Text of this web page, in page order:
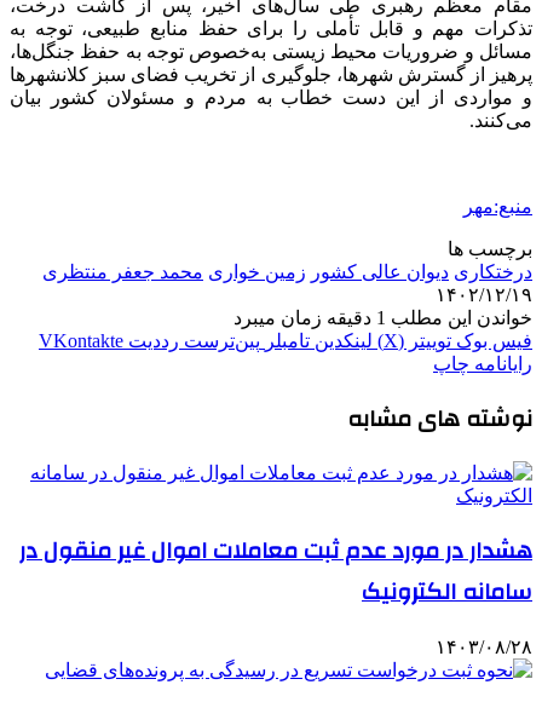
مقام معظم رهبری طی سال‌های اخیر، پس از کاشت درخت،
تذکرات مهم و قابل تأملی را برای حفظ منابع طبیعی، توجه به
مسائل و ضروریات محیط زیستی به‌خصوص توجه به حفظ جنگل‌ها،
پرهیز از گسترش شهرها، جلوگیری از تخریب فضای سبز کلانشهرها
و مواردی از این دست خطاب به مردم و مسئولان کشور بیان
می‌کنند.
منبع:مهر
برچسب ها
درختکاری دیوان عالی کشور زمین خواری محمد جعفر منتظری
۱۴۰۲/۱۲/۱۹
خواندن این مطلب 1 دقیقه زمان میبرد
فیس بوک توییتر (X) لینکدین ‫تامبلر ‫پین‌ترست ‫رددیت ‫VKontakte
رایانامه چاپ
نوشته های مشابه
هشدار در مورد عدم ثبت معاملات اموال غیر منقول در
سامانه الکترونیک
۱۴۰۳/۰۸/۲۸